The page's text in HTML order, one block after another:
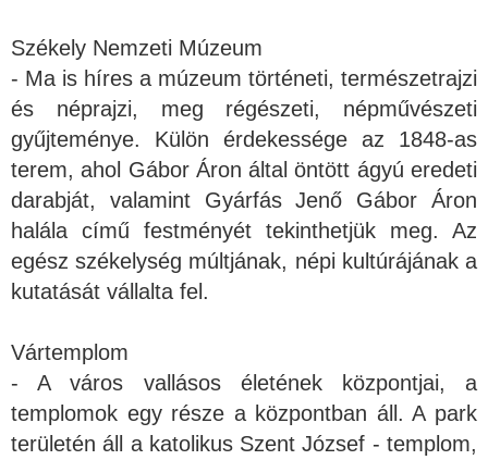
Székely Nemzeti Múzeum
- Ma is híres a múzeum történeti, természetrajzi
és néprajzi, meg régészeti, népművészeti
gyűjteménye. Külön érdekessége az 1848-as
terem, ahol Gábor Áron által öntött ágyú eredeti
darabját, valamint Gyárfás Jenő Gábor Áron
halála című festményét tekinthetjük meg. Az
egész székelység múltjának, népi kultúrájának a
kutatását vállalta fel.
Vártemplom
- A város vallásos életének központjai, a
templomok egy része a központban áll. A park
területén áll a katolikus Szent József - templom,